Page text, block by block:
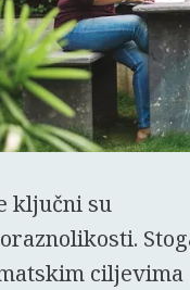
ključni su
ciljevima